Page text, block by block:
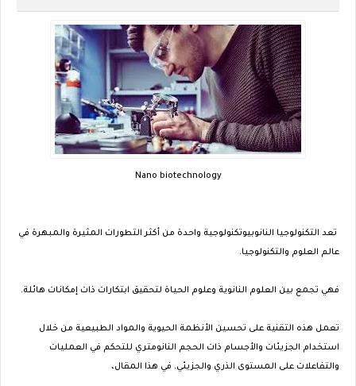
Nano biotechnology
تعد التكنولوجيا النانوبيوتكنولوجية واحدة من أكثر التطورات المثيرة والمبهرة في
عالم العلوم والتكنولوجيا.
فهي تجمع بين العلوم النانوية وعلوم الحياة لتحقيق ابتكارات ذات إمكانات هائلة.
تعمل هذه التقنية على تحسين الأنظمة الحيوية والمواد الطبيعية من خلال
استخدام الجزيئات والأجسام ذات الحجم النانومتري للتحكم في العمليات
والتفاعلات على المستوى الذري والجزيئي. في هذا المقال،